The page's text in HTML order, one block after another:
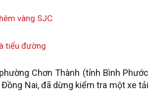
vàng SJC
tiểu đường
Chơn Thành (tỉnh Bình Phước
Nai, đã dừng kiểm tra một xe tải